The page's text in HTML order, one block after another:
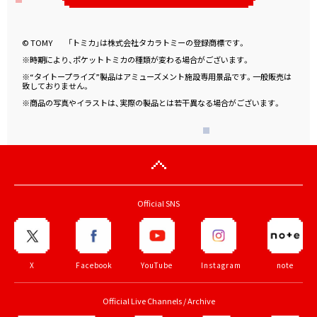
© TOMY 「トミカ」は株式会社タカラトミーの登録商標です。
※時期により、ポケットトミカの種類が変わる場合がございます。
※“タイトープライズ”製品はアミューズメント施設専用景品です。一般販売は
致しておりません。
※商品の写真やイラストは、実際の製品とは若干異なる場合がございます。
Official SNS
X Facebook YouTube Instagram note
Official Live Channels / Archive